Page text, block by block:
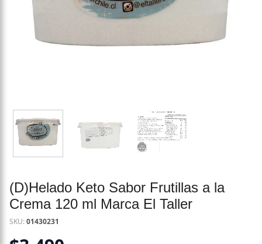
(D)Helado Keto Sabor Frutillas a la
Crema 120 ml Marca El Taller
SKU:01430231